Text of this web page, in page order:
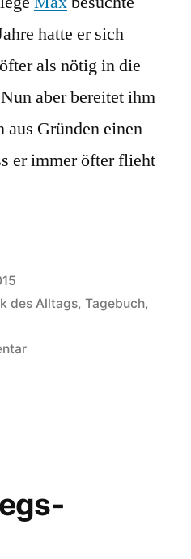
hatte er sich
als nötig in die
aber bereitet ihm
aus Gründen einen
er immer öfter flieht
des Alltags, Tagebuch,
zu